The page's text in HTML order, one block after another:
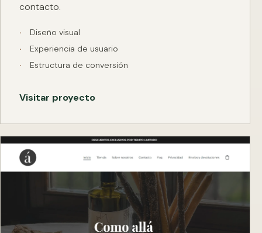
contacto.
Diseño visual
Experiencia de usuario
Estructura de conversión
Visitar proyecto